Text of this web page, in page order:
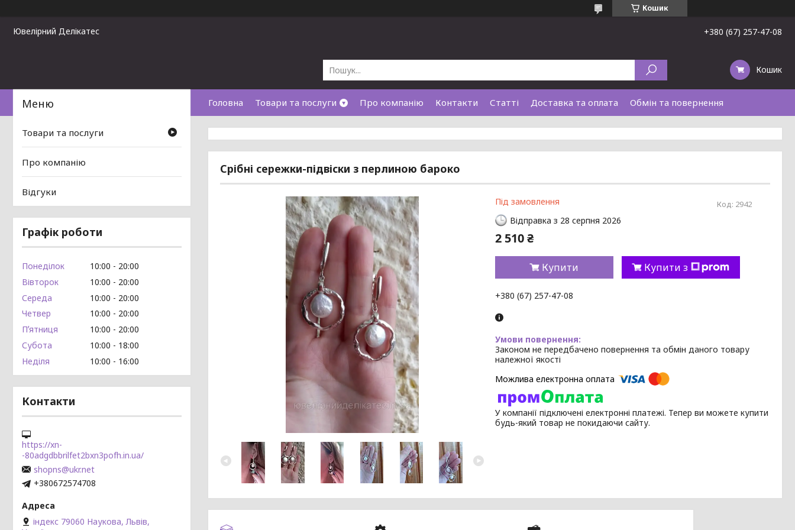
Кошик
Ювелірний Делікатес +380 (67) 257-47-08
Кошик
Головна Товари та послуги Про компанію Контакти Статті Доставка та оплата Обмін та повернення
Срібні сережки-підвіски з перлиною бароко
Під замовлення Код: 2942
Відправка з 28 серпня 2026
2 510 ₴
Купити Купити з
+380 (67) 257-47-08
Законом не передбачено повернення та обмін даного товару
належної якості
У компанії підключені електронні платежі. Тепер ви можете купити
будь-який товар не покидаючи сайту.
Товари та послуги
Про компанію
Відгуки
Графік роботи
Понеділок 10:00
20:00
Вівторок
10:00
20:00
Середа
10:00
20:00
Четвер
10:00
20:00
Пʼятниця
10:00
20:00
Субота
10:00
18:00
Неділя
10:00 16:00
Контакти
https://xn-
-80adgdbbrilfet2bxn3pofh.in.ua/
shopns@ukr.net
+380672574708
індекс 79060 Наукова, Львів,